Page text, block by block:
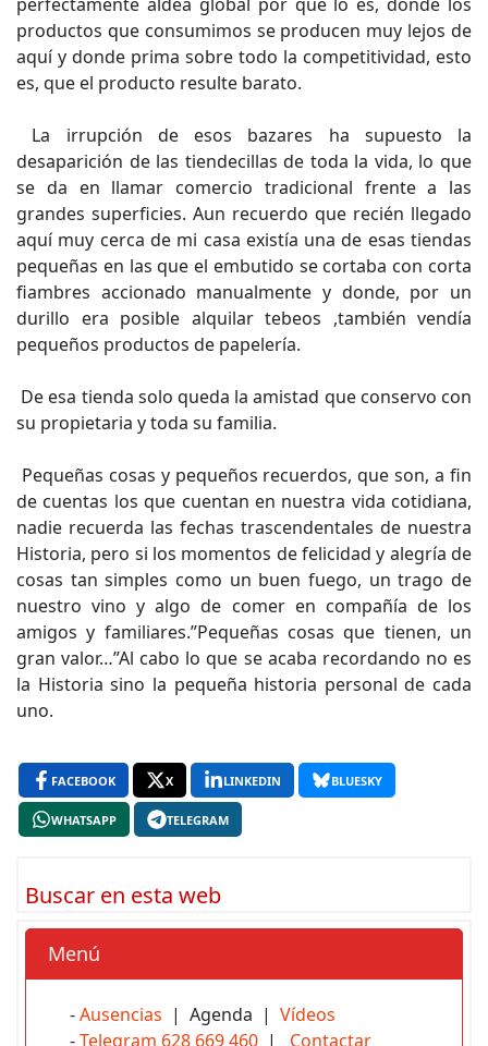
productos que consumimos se producen muy lejos de
aquí y donde prima sobre todo la competitividad, esto
es, que el producto resulte barato.
La irrupción de esos bazares ha supuesto la
desaparición de las tiendecillas de toda la vida, lo que
se da en llamar comercio tradicional frente a las
grandes superficies. Aun recuerdo que recién llegado
aquí muy cerca de mi casa existía una de esas tiendas
pequeñas en las que el embutido se cortaba con corta
fiambres accionado manualmente y donde, por un
durillo era posible alquilar tebeos ,también vendía
pequeños productos de papelería.
De esa tienda solo queda la amistad que conservo con
su propietaria y toda su familia.
Pequeñas cosas y pequeños recuerdos, que son, a fin
de cuentas los que cuentan en nuestra vida cotidiana,
nadie recuerda las fechas trascendentales de nuestra
Historia, pero si los momentos de felicidad y alegría de
cosas tan simples como un buen fuego, un trago de
nuestro vino y algo de comer en compañía de los
amigos y familiares.”Pequeñas cosas que tienen, un
gran valor…”Al cabo lo que se acaba recordando no es
la Historia sino la pequeña historia personal de cada
uno.
FACEBOOK X LINKEDIN BLUESKY
WHATSAPP TELEGRAM
Buscar en esta web
Menú
-Ausencias | Agenda | Vídeos
-Telegram 628 669 460 | Contactar